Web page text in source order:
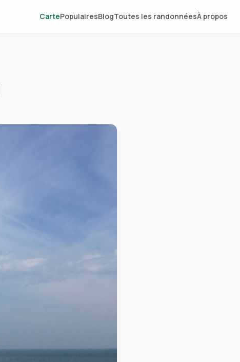
CartePopulairesBlogToutes les randonnéesÀ propos